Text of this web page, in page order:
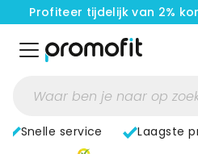
Profiteer tijdelijk van 2%
Snelle service Laagste